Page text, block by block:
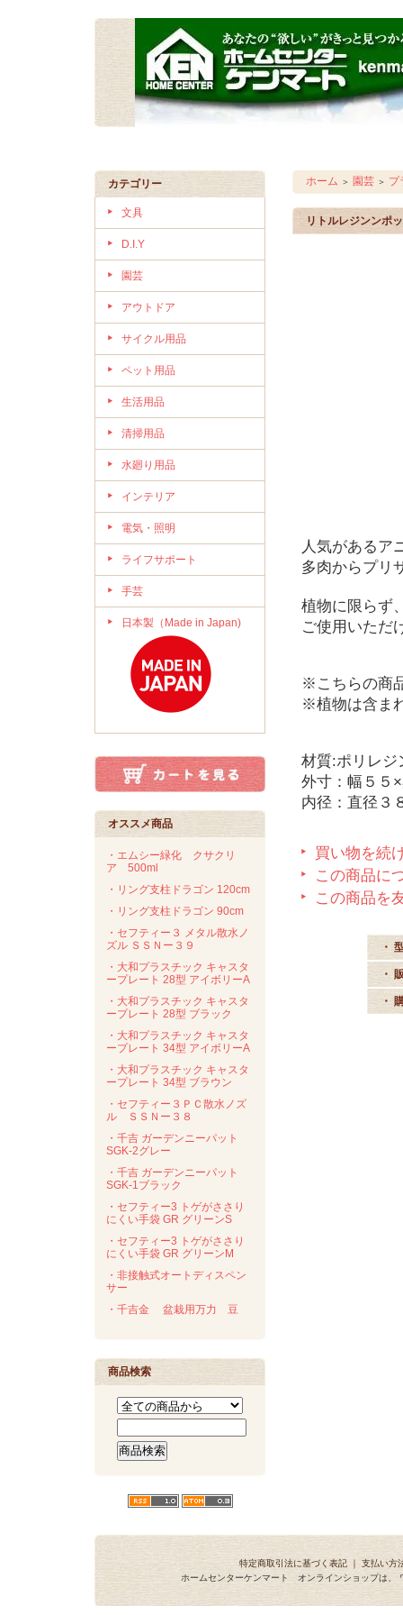
カテゴリー
文具
D.I.Y
園芸
アウトドア
サイクル用品
ペット用品
生活用品
清掃用品
水廻り用品
インテリア
電気・照明
ライフサポート
手芸
日本製（Made in Japan)
オススメ商品
・エムシー緑化 クサクリ
ア 500ml
・リング支柱ドラゴン 120cm
・リング支柱ドラゴン 90cm
・セフティー３ メタル散水ノ
ズル ＳＳＮー３９
・大和プラスチック キャスタ
ープレート 28型 アイボリーA
・大和プラスチック キャスタ
ープレート 28型 ブラック
・大和プラスチック キャスタ
ープレート 34型 アイボリーA
・大和プラスチック キャスタ
ープレート 34型 ブラウン
・セフティー３ＰＣ散水ノズ
ル ＳＳＮー３８
・千吉 ガーデンニーパット
SGK-2グレー
・千吉 ガーデンニーパット
SGK-1ブラック
・セフティー3 トゲがささり
にくい手袋 GR グリーンS
・セフティー3 トゲがささり
にくい手袋 GR グリーンM
・非接触式オートディスペン
サー
・千吉金 盆栽用万力 豆
商品検索
ホーム ＞ 園芸 ＞ プ
リトルレジンンポ
人気があるア
多肉からプリ
植物に限らず
ご使用いただ
※こちらの商
※植物は含ま
材質:ポリレジ
外寸：幅５５
内径：直径３
買い物を続
この商品に
この商品を
・
・
・
特定商取引法に基づく表記 ｜ 支払い方
ホームセンターケンマート オンラインショップは、